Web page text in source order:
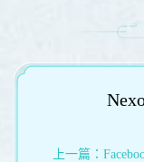
上一篇：